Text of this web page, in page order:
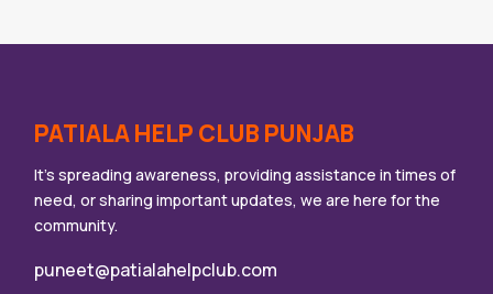
PATIALA HELP CLUB PUNJAB
It’s spreading awareness, providing assistance in times of
need, or sharing important updates, we are here for the
community.
puneet@patialahelpclub.com